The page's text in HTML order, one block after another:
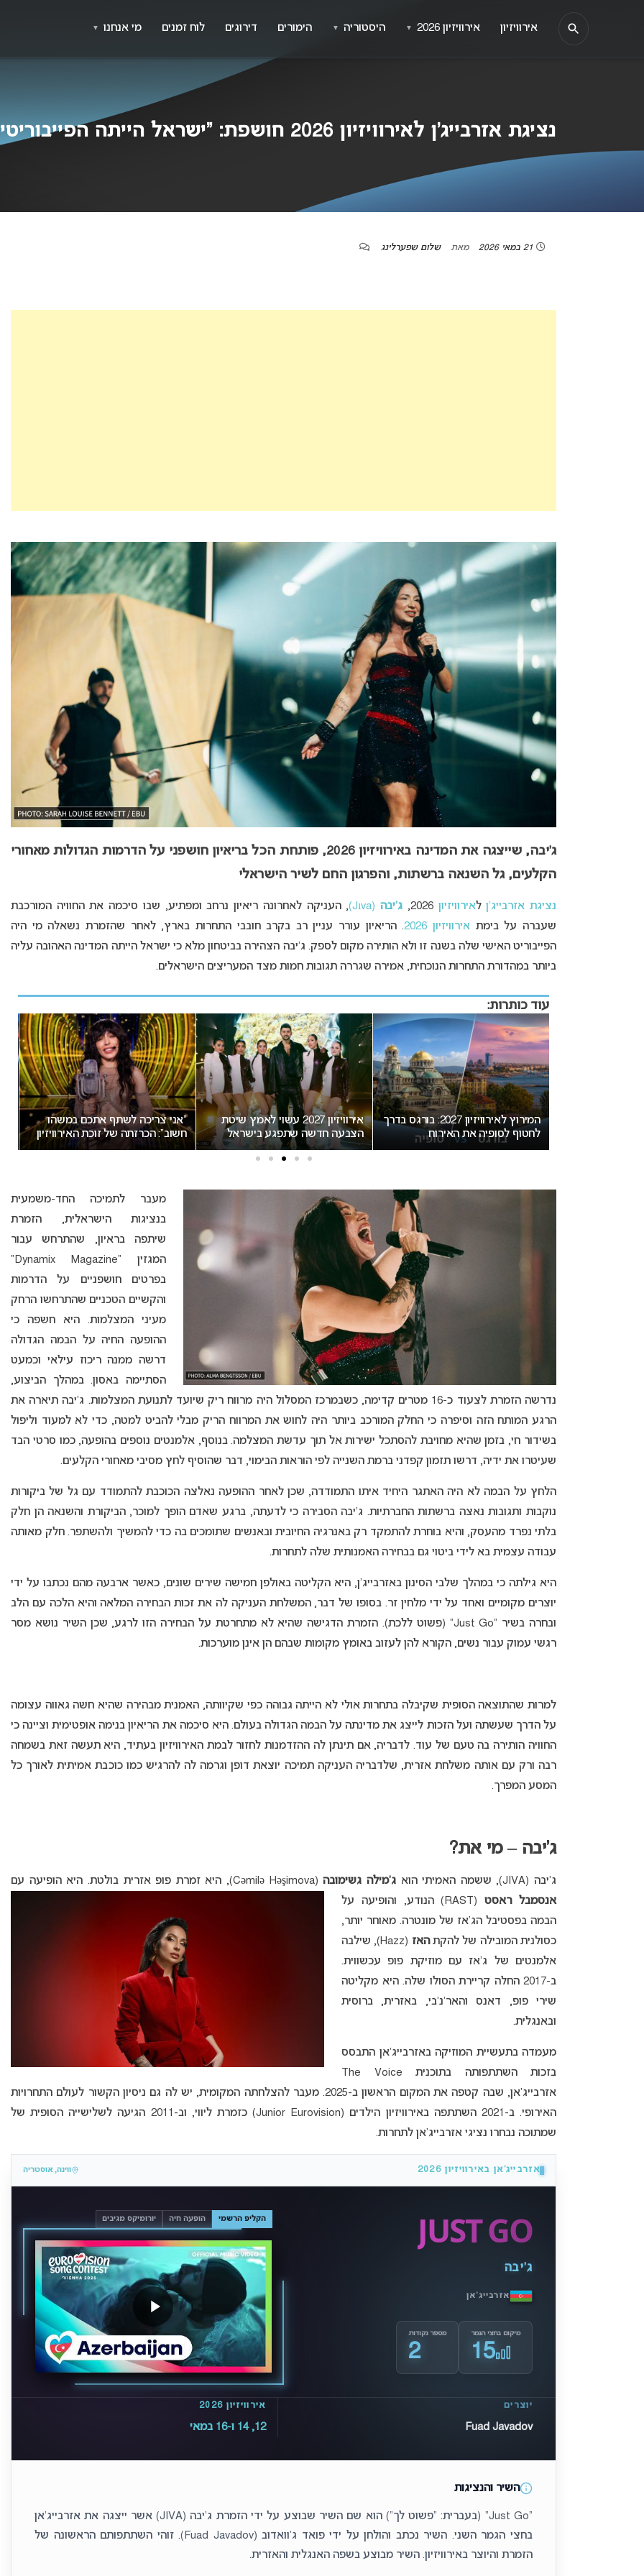
נציגת אזרבייג’ן לאירוויזיון 2026 חושפת: “ישראל הייתה הפייבוריטית שלי”
מאת שלום שפערלינג
ג’יבה, שייצגה את המדינה באירוויזיון 2026, פותחת הכל בריאיון חושפני על הדרמות הגדולות מאחורי
הקלעים, גל השנאה ברשתות, והפרגון החם לשיר הישראלי
נציגת אזרבייג’ןלאירוויזיון 2026, ג’יבה(Jıva)
, העניקה לאחרונה ריאיון נרחב ומפתיע, שבו סיכמה את החוויה המורכבת
שעברה על בימת אירוויזיון 2026
. הריאיון עורר עניין רב בקרב חובבי התחרות בארץ, לאחר שהזמרת נשאלה מי היה
הפייבוריט האישי שלה בשנה זו ולא הותירה מקום לספק. ג’יבה הצהירה בביטחון מלא כי ישראל הייתה המדינה האהובה עליה
ביותר במהדורת התחרות הנוכחית, אמירה שגררה תגובות חמות מצד המעריצים הישראלים.
עוד כותרות:
המירוץ לאירוויזיון 2027: בורגס בדרך
לחטוף לסופיה את האירוח
אירוויזיון 2027 עשוי לאמץ שיטת
הצבעה חדשה שתפגע בישראל
“אני צריכה לשתף אתכם במשהו
חשוב”: הכרזתה של זוכת האירוויזיון
מסעירה את הרשת
מעבר לתמיכה החד-משמעית
בנציגות הישראלית, הזמרת
שיתפה בראיון, שהתרחש עבור
המגזין “Dynamix Magazine”
בפרטים חושפניים על הדרמות
והקשיים הטכניים שהתרחשו הרחק
מעיני המצלמות. היא חשפה כי
ההופעה החיה על הבמה הגדולה
דרשה ממנה ריכוז עילאי וכמעט
הסתיימה באסון. במהלך הביצוע,
נדרשה הזמרת לצעוד כ-16 מטרים קדימה, כשבמרכז המסלול היה מרווח ריק שיועד לתנועת המצלמות. ג’יבה תיארה את
הרגע המותח הזה וסיפרה כי החלק המורכב ביותר היה לחוש את המרווח הריק מבלי להביט למטה, כדי לא למעוד וליפול
בשידור חי, בזמן שהיא מחויבת להסתכל ישירות אל תוך עדשת המצלמה. בנוסף, אלמנטים נוספים בהופעה, כמו סרטי הבד
שעיטרו את ידיה, דרשו תזמון קפדני ברמת השנייה לפי הוראות הבימוי, דבר שהוסיף לחץ מסיבי מאחורי הקלעים.
הלחץ על הבמה לא היה האתגר היחיד איתו התמודדה, שכן לאחר ההופעה נאלצה הכוכבת להתמודד עם גל של ביקורות
נוקבות ותגובות נאצה ברשתות החברתיות. ג’יבה הסבירה כי לדעתה, ברגע שאדם הופך למוכר, הביקורת והשנאה הן חלק
בלתי נפרד מהעסק, והיא בוחרת להתמקד רק באנרגיה החיובית ובאנשים שתומכים בה כדי להמשיך ולהשתפר. חלק מאותה
עבודה עצמית בא לידי ביטוי גם בבחירה האמנותית שלה לתחרות.
היא גילתה כי במהלך שלבי הסינון באזרבייג’ן, היא הקליטה באולפן חמישה שירים שונים, כאשר ארבעה מהם נכתבו על ידי
יוצרים מקומיים ואחד על ידי מלחין זר. בסופו של דבר, המשלחת העניקה לה את זכות הבחירה המלאה והיא הלכה עם הלב
ובחרה בשיר “Just Go” (פשוט ללכת). הזמרת הדגישה שהיא לא מתחרטת על הבחירה הזו לרגע, שכן השיר נושא מסר
רגשי עמוק עבור נשים, הקורא להן לעזוב באומץ מקומות שבהם הן אינן מוערכות.
למרות שהתוצאה הסופית שקיבלה בתחרות אולי לא הייתה גבוהה כפי שקיוותה, האמנית מבהירה שהיא חשה גאווה עצומה
על הדרך שעשתה ועל הזכות לייצג את מדינתה על הבמה הגדולה בעולם. היא סיכמה את הריאיון בנימה אופטימית וציינה כי
החוויה הותירה בה טעם של עוד. לדבריה, אם תינתן לה ההזדמנות לחזור לבמת האירוויזיון בעתיד, היא תעשה זאת בשמחה
רבה ורק עם אותה משלחת אזרית, שלדבריה העניקה תמיכה יוצאת דופן וגרמה לה להרגיש כמו כוכבת אמיתית לאורך כל
המסע המפרך.
ג’יבה – מי את?
ג’יבה (JIVA), ששמה האמיתי הוא ג’מילה גשימובה(Cəmilə Həşimova), היא זמרת פופ אזרית בולטת.
היא הופיעה עם
אנסמבל ראסט
(RAST) הנודע, והופיעה על
הבמה בפסטיבל הג’אז של מונטרה. מאוחר יותר,
כסולנית המובילה של להקתהאז
(Hazz), שילבה
אלמנטים של ג’אז עם מוזיקת פופ עכשווית.
ב-2017 החלה קריירת הסולו שלה.
היא מקליטה
שירי פופ, דאנס והאר’נ’בי, באזרית, ברוסית
ובאנגלית.
מעמדה בתעשיית המוזיקה באזרבייג’אן התבסס
בזכות השתתפותה בתוכנית The Voice
אזרבייג’אן, שבה קטפה את המקום הראשון ב-2025. מעבר להצלחתה המקומית, יש לה גם ניסיון הקשור לעולם התחרויות
האירופי. ב-2021 השתתפה באירוויזיון הילדים (Junior Eurovision) כזמרת ליווי, וב-2011 הגיעה לשלישייה הסופית של
שמתוכה נבחרו נציגי אזרבייג’אן לתחרות.
אזרבייג’אן באירוויזיון 2026 ווינה, אוסטריה
JUST GO
ג’יבה
אזרבייג’אן
מיקום בחצי הגמר
15
מספר נקודות
2
הקליפ הרשמי הופעה חיה יורומיקס מגיבים
יוצרים
Fuad Javadov
אירוויזיון 2026
12, 14 ו-16 במאי
השיר והנציגות
“Just Go” (בעברית: “פשוט לך”) הוא שם השיר שבוצע על ידי הזמרת ג’יבה (JIVA) אשר ייצגה את אזרבייג’אן
בחצי הגמר השני. השיר נכתב והולחן על ידי פואד ג’וואדוב (Fuad Javadov). זוהי השתתפותם הראשונה של
הזמרת והיוצר באירוויזיון. השיר מבוצע בשפה האנגלית והאזרית.
אירוויזיון אירוויזיון 2026 ▼ היסטוריה ▼ הימורים דירוגים לוח זמנים מי אנחנו ▼